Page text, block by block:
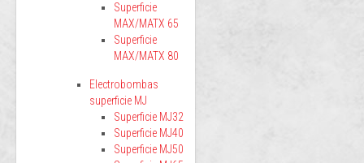
Superficie
MAX/MATX 65
Superficie
MAX/MATX 80
Electrobombas
superficie MJ
Superficie MJ32
Superficie MJ40
Superficie MJ50